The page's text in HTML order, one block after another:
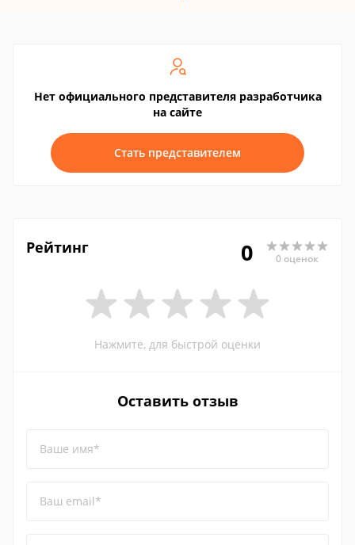
Нет официального представителя разработчика
на сайте
Стать представителем
Рейтинг 0 0 оценок
Нажмите, для быстрой оценки
Оставить отзыв
Ваше имя*
Ваш email*